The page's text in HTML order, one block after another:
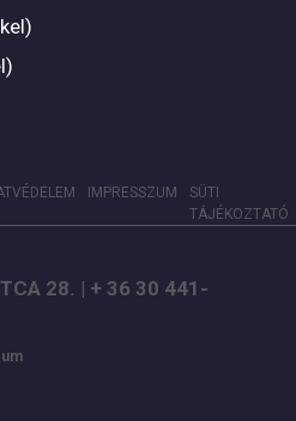
IMPRESSZUM
SÜTI
TÁJÉKOZTATÓ
28. | + 36 30 441-